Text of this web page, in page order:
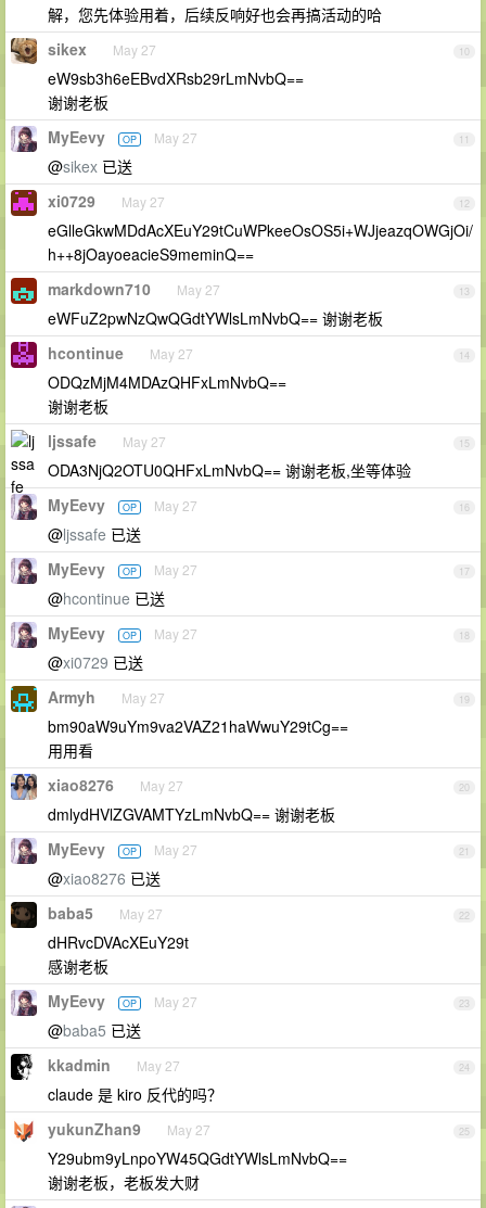
解，您先体验用着，后续反响好也会再搞活动的哈
10
sikex May 27
eW9sb3h6eEBvdXRsb29rLmNvbQ==
谢谢老板
11
MyEevy OP May 27
@sikex 已送
12
xi0729 May 27
eGlleGkwMDdAcXEuY29tCuWPkeeOsOS5i+WJjeazqOWGjOi/
h++8jOayoeacieS9meminQ==
13
markdown710 May 27
eWFuZ2pwNzQwQGdtYWlsLmNvbQ== 谢谢老板
14
hcontinue May 27
ODQzMjM4MDAzQHFxLmNvbQ==
谢谢老板
15
ljssafe May 27
ODA3NjQ2OTU0QHFxLmNvbQ== 谢谢老板,坐等体验
16
MyEevy OP May 27
@ljssafe 已送
17
MyEevy OP May 27
@hcontinue 已送
18
MyEevy OP May 27
@xi0729 已送
19
Armyh May 27
bm90aW9uYm9va2VAZ21haWwuY29tCg==
用用看
20
xiao8276 May 27
dmlydHVlZGVAMTYzLmNvbQ== 谢谢老板
21
MyEevy OP May 27
@xiao8276 已送
22
baba5 May 27
dHRvcDVAcXEuY29t
感谢老板
23
MyEevy OP May 27
@baba5 已送
24
kkadmin May 27
claude 是 kiro 反代的吗？
25
yukunZhan9 May 27
Y29ubm9yLnpoYW45QGdtYWlsLmNvbQ==
谢谢老板，老板发大财